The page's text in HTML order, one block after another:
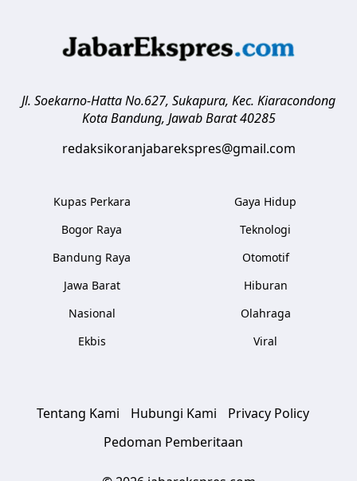
Jl. Soekarno-Hatta No.627, Sukapura, Kec. Kiaracondong
Kota Bandung, Jawab Barat 40285
redaksikoranjabarekspres@gmail.com
Kupas Perkara
Bogor Raya
Bandung Raya
Jawa Barat
Nasional
Ekbis
Gaya Hidup
Teknologi
Otomotif
Hiburan
Olahraga
Viral
Tentang Kami Hubungi Kami
Privacy Policy
Pedoman Pemberitaan